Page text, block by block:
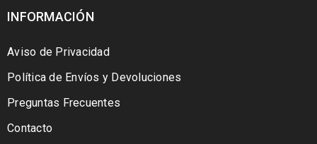
INFORMACIÓN
Aviso de Privacidad
Política de Envíos y Devoluciones
Preguntas Frecuentes
Contacto